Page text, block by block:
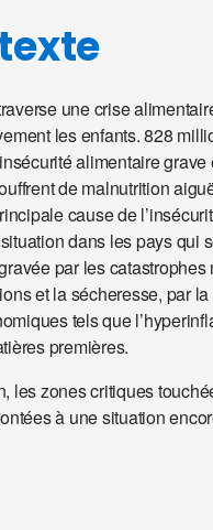
une crise
les enfants. 828
alimentaire
de malnutrition
cause de
dans les pays qui
par les
et la sécheresse, par
tels que
premières.
les zones critiques
à une situation